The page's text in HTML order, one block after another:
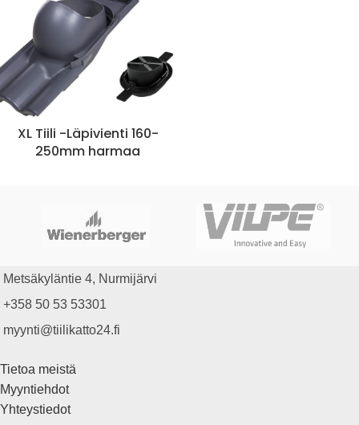
XL Tiili -Läpivienti 160-
250mm harmaa
Metsäkyläntie 4, Nurmijärvi
+358 50 53 53301
myynti@tiilikatto24.fi
Tietoa meistä
Myyntiehdot
Yhteystiedot